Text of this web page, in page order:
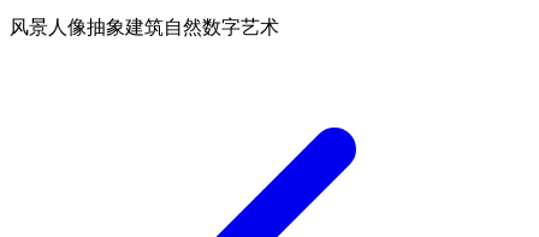
风景人像抽象建筑自然数字艺术